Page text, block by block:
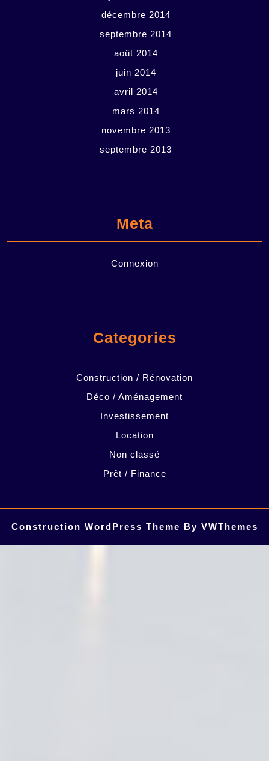
décembre 2014
septembre 2014
août 2014
juin 2014
avril 2014
mars 2014
novembre 2013
septembre 2013
Meta
Connexion
Categories
Construction / Rénovation
Déco / Aménagement
Investissement
Location
Non classé
Prêt / Finance
Construction WordPress Theme By VWThemes